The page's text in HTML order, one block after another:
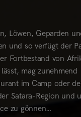
Löwen, Geparden
und so verfügt der
Fortbestand von
mag zunehmend
im Camp oder
Satara-Region und
zu gönnen…